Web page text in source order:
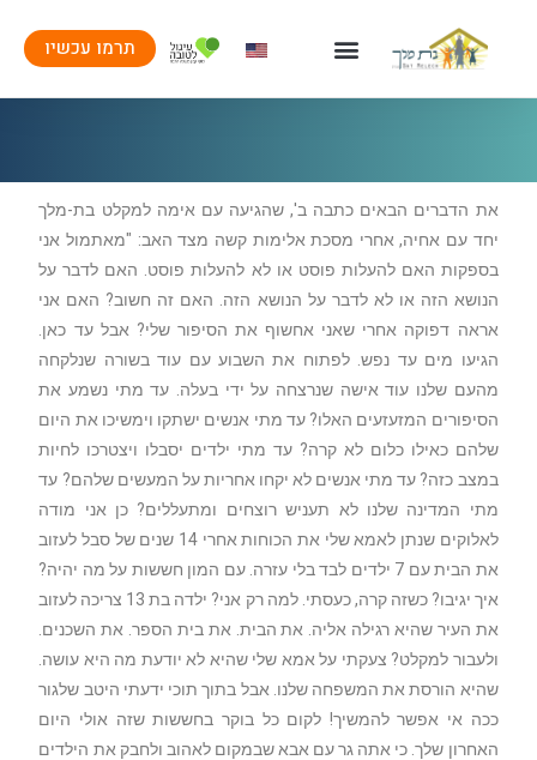
תרמו עכשיו
את הדברים הבאים כתבה ב', שהגיעה עם אימה למקלט בת-מלך
יחד עם אחיה, אחרי מסכת אלימות קשה מצד האב: "מאתמול אני
בספקות האם להעלות פוסט או לא להעלות פוסט. האם לדבר על
הנושא הזה או לא לדבר על הנושא הזה. האם זה חשוב? האם אני
אראה דפוקה אחרי שאני אחשוף את הסיפור שלי? אבל עד כאן.
הגיעו מים עד נפש. לפתוח את השבוע עם עוד בשורה שנלקחה
מהעם שלנו עוד אישה שנרצחה על ידי בעלה. עד מתי נשמע את
הסיפורים המזעזעים האלו? עד מתי אנשים ישתקו וימשיכו את היום
שלהם כאילו כלום לא קרה? עד מתי ילדים יסבלו ויצטרכו לחיות
במצב כזה? עד מתי אנשים לא יקחו אחריות על המעשים שלהם? עד
מתי המדינה שלנו לא תעניש רוצחים ומתעללים? כן אני מודה
לאלוקים שנתן לאמא שלי את הכוחות אחרי 14 שנים של סבל לעזוב
את הבית עם 7 ילדים לבד בלי עזרה. עם המון חששות על מה יהיה?
איך יגיבו? כשזה קרה, כעסתי. למה רק אני? ילדה בת 13 צריכה לעזוב
את העיר שהיא רגילה אליה. את הבית. את בית הספר. את השכנים.
ולעבור למקלט? צעקתי על אמא שלי שהיא לא יודעת מה היא עושה.
שהיא הורסת את המשפחה שלנו. אבל בתוך תוכי ידעתי היטב שלגור
ככה אי אפשר להמשיך! לקום כל בוקר בחששות שזה אולי היום
האחרון שלך. כי אתה גר עם אבא שבמקום לאהוב ולחבק את הילדים